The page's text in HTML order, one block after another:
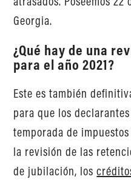
Georgia.
¿Qué hay de una
para el año 2021?
Este es también
para que los
temporada de
la revisión de las
de jubilación, los